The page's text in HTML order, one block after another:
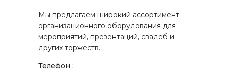
Мы предлагаем широкий ассортимент
организационного оборудования для
мероприятий, презентаций, свадеб и
других торжеств.
Телефон :